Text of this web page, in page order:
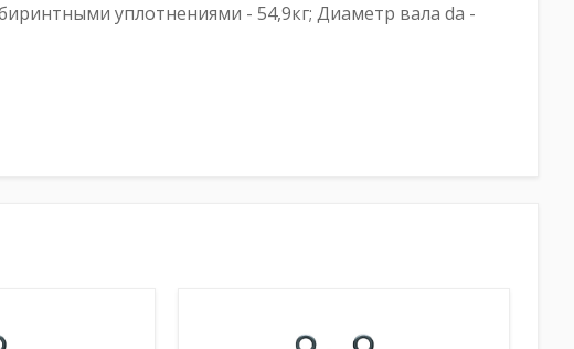
уплотнениями - 54,9кг; Диаметр вала da -